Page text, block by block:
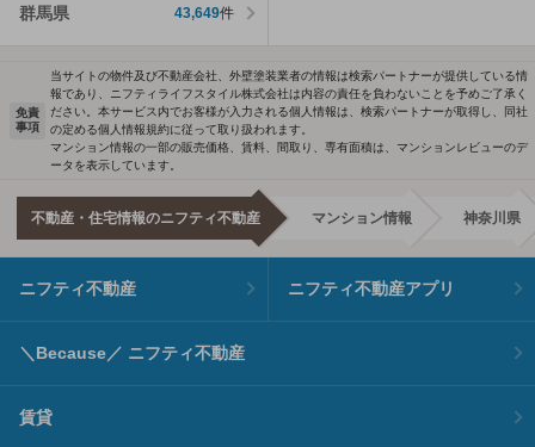
群馬県 43,649件
免責
事項
当サイトの物件及び不動産会社、外壁塗装業者の情報は検索パートナーが提供している情
報であり、ニフティライフスタイル株式会社は内容の責任を負わないことを予めご了承く
ださい。本サービス内でお客様が入力される個人情報は、検索パートナーが取得し、同社
の定める個人情報規約に従って取り扱われます。
マンション情報の一部の販売価格、賃料、間取り、専有面積は、マンションレビューのデ
ータを表示しています。
不動産・住宅情報のニフティ不動産 マンション情報 神奈川県
ニフティ不動産 ニフティ不動産アプリ
＼Because／ ニフティ不動産
賃貸